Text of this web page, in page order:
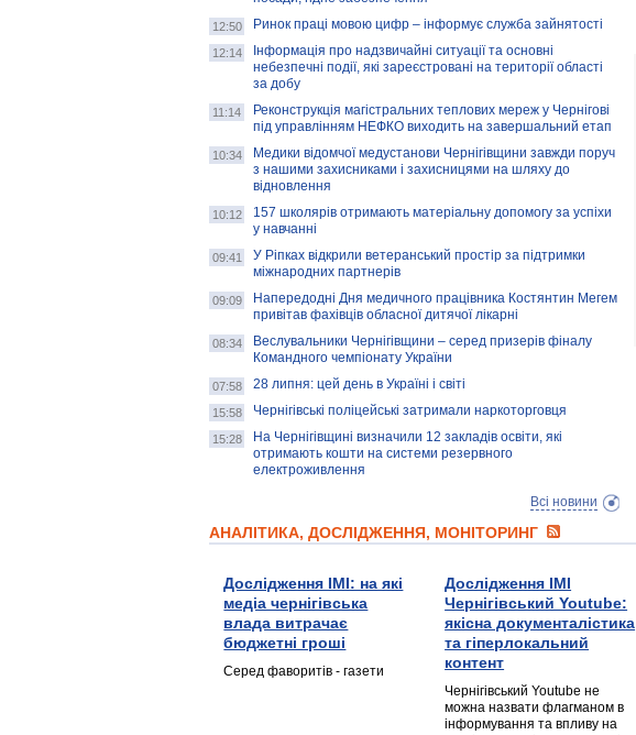
12:50 Ринок праці мовою цифр – інформує служба зайнятості
12:14
Інформація про надзвичайні ситуації та основні
небезпечні події, які зареєстровані на території області
за добу
11:14
Реконструкція магістральних теплових мереж у Чернігові
під управлінням НЕФКО виходить на завершальний етап
10:34
Медики відомчої медустанови Чернігівщини завжди поруч
з нашими захисниками і захисницями на шляху до
відновлення
10:12
157 школярів отримають матеріальну допомогу за успіхи
у навчанні
09:41
У Ріпках відкрили ветеранський простір за підтримки
міжнародних партнерів
09:09
Напередодні Дня медичного працівника Костянтин Мегем
привітав фахівців обласної дитячої лікарні
08:34
Веслувальники Чернігівщини – серед призерів фіналу
Командного чемпіонату України
07:58 28 липня: цей день в Україні і світі
15:58 Чернігівські поліцейські затримали наркоторговця
15:28
На Чернігівщині визначили 12 закладів освіти, які
отримають кошти на системи резервного
електроживлення
Всі новини
АНАЛІТИКА, ДОСЛІДЖЕННЯ, МОНІТОРИНГ
Дослідження ІМІ: на які
медіа чернігівська
влада витрачає
бюджетні гроші
Серед фаворитів - газети
Дослідження ІМІ
Чернігівський Youtube:
якісна документалістика
та гіперлокальний
контент
Чернігівський Youtube не
можна назвати флагманом в
інформування та впливу на